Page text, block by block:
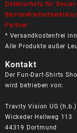
Datenschutz für
Partner
* Versandkostenfrei
Alle Produkte außer
Kontakt
Der Fun-Dart-Shirts
wird betrieben von:
Travity Vision UG (h.b.)
Wickeder Hellweg 113
44319 Dortmund